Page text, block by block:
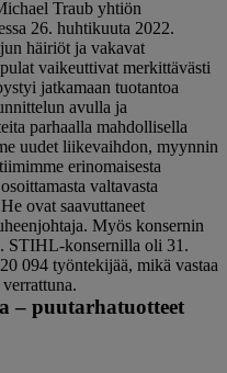
Traub yhtiön
26. huhtikuuta 2022.
häiriöt ja vakavat
vaikeuttivat merkittävästi
jatkamaan tuotantoa
avulla ja
parhaalla mahdollisella
uudet liikevaihdon, myynnin
erinomaisesta
valtavasta
ovat saavuttaneet
Myös konsernin
STIHL-konsernilla oli 31.
094 työntekijää, mikä vastaa
– puutarhatuotteet